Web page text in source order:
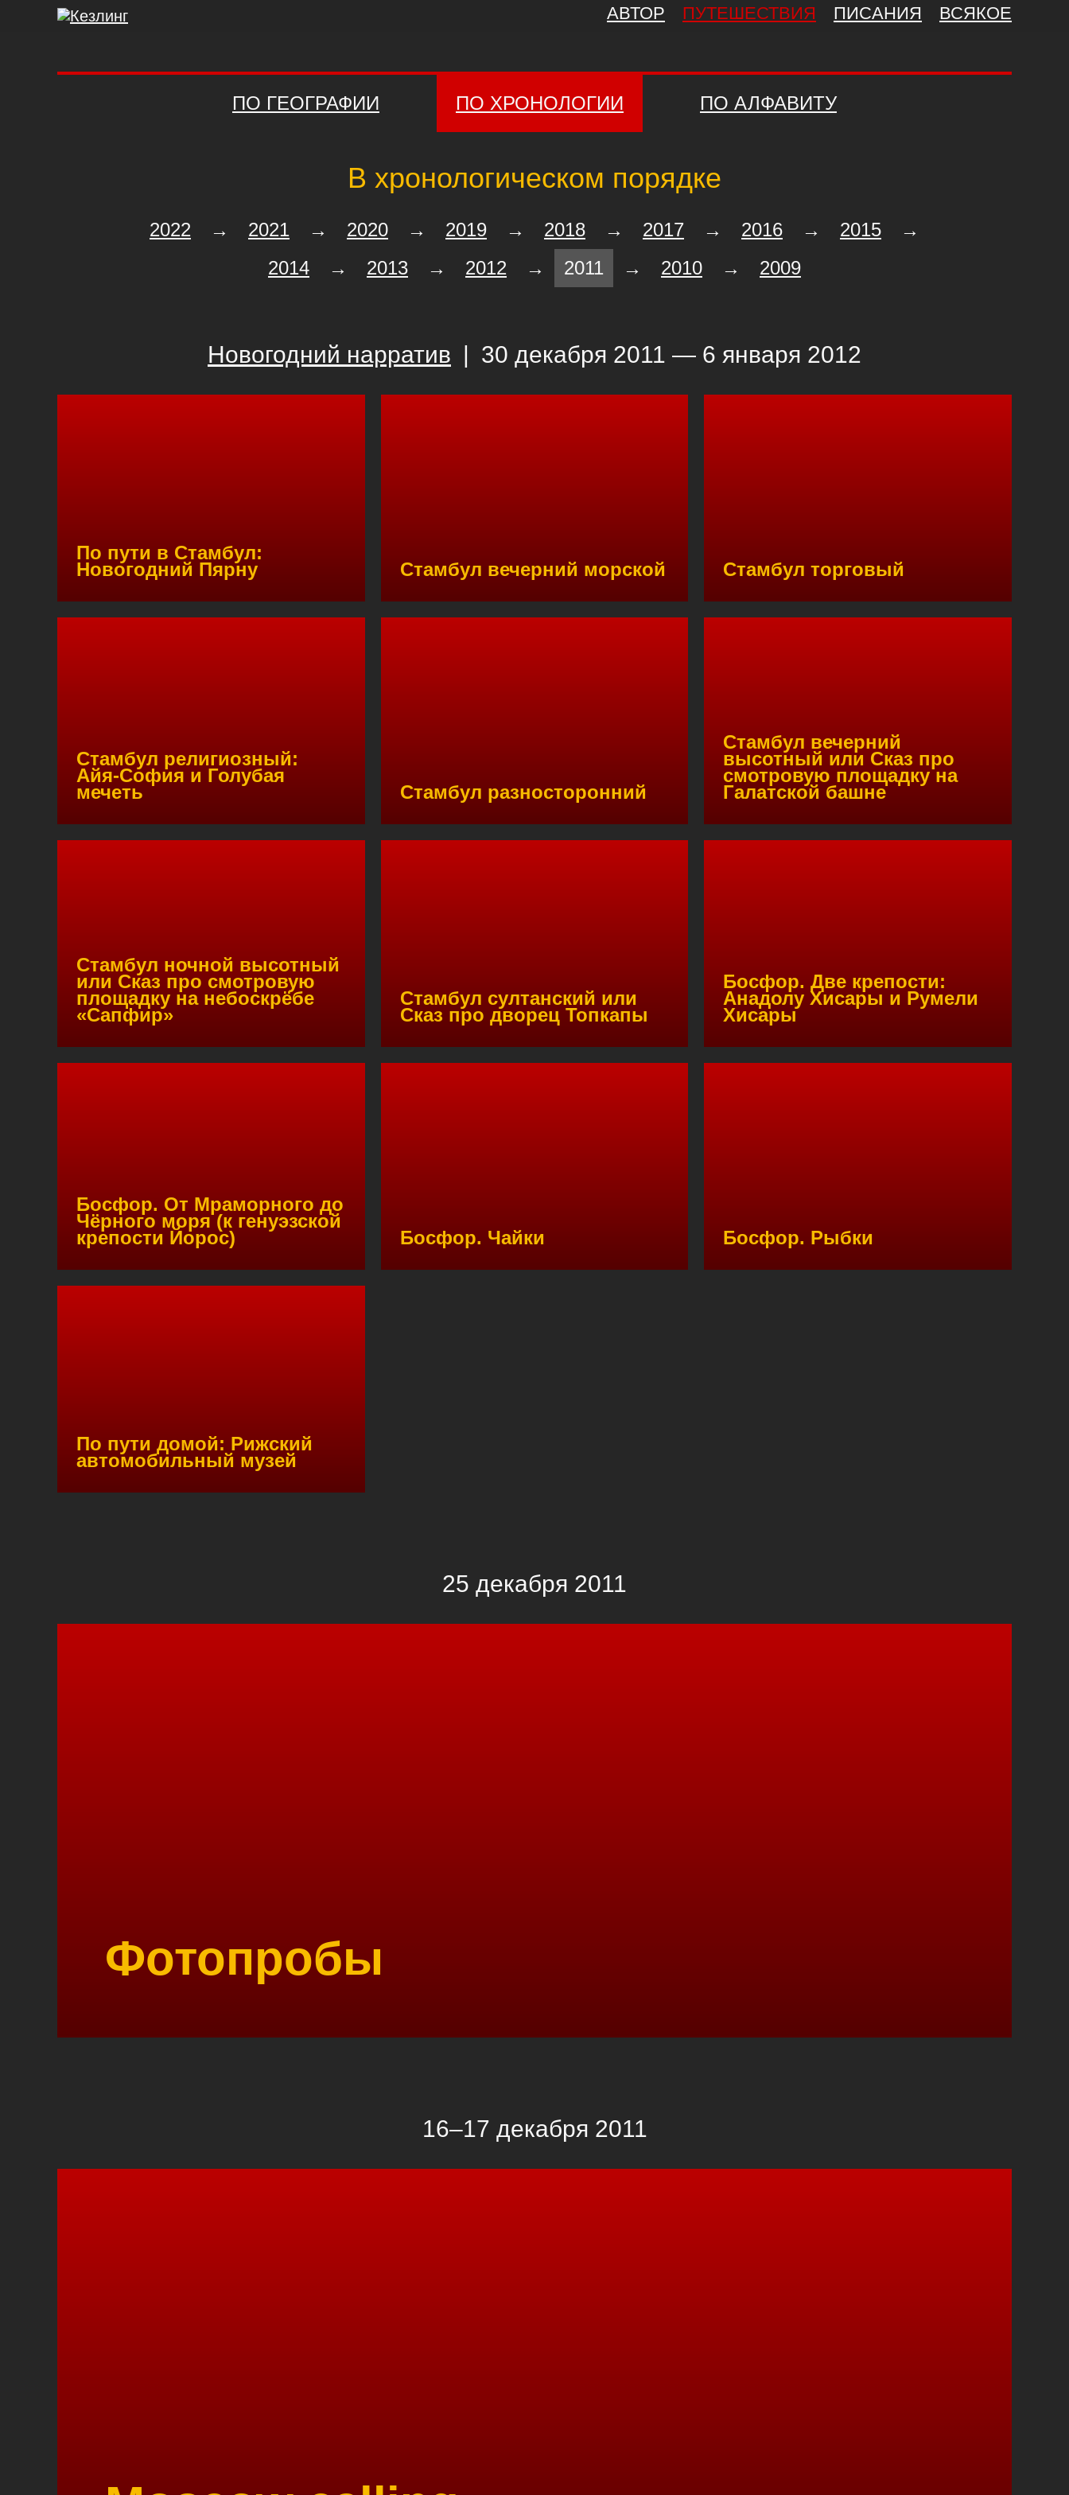
ПО ГЕОГРАФИИ ПО ХРОНОЛОГИИ ПО АЛФАВИТУ
В хронологическом порядке
2022 → 2021 → 2020 → 2019 → 2018 → 2017 → 2016 → 2015
→
2014
→ 2013 → 2012 → 2011 → 2010 → 2009
Новогодний нарратив | 30 декабря 2011 — 6 января 2012
По пути в Стамбул:
Новогодний Пярну Стамбул вечерний морской Стамбул торговый
Стамбул религиозный:
Айя-София и Голубая
мечеть Стамбул разносторонний
Стамбул вечерний
высотный или Сказ про
смотровую площадку на
Галатской башне
Стамбул ночной высотный
или Сказ про смотровую
площадку на небоскрёбе
«Сапфир»
Стамбул султанский или
Сказ про дворец Топкапы
Босфор. Две крепости:
Анадолу Хисары и Румели
Хисары
Босфор. От Мраморного до
Чёрного моря (к генуэзской
крепости Йорос) Босфор. Чайки Босфор. Рыбки
По пути домой: Рижский
автомобильный музей
25 декабря 2011
Фотопробы
16–17 декабря 2011
АВТОР ПУТЕШЕСТВИЯ ПИСАНИЯ ВСЯКОЕ